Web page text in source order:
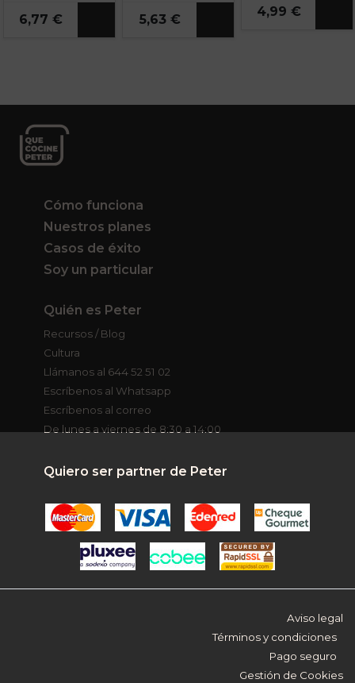
6,77 € 5,63 €
4,99 €
Cómo funciona
Nuestros planes
Casos de éxito
Soy un particular
Quién es Peter
Recursos / Blog
Cultura
Llámanos al 644 52 51 02
Escríbenos al Whatsapp
Escríbenos al correo
De lunes a viernes de 8:30 a 14:00
Quiero ser partner de Peter
Aviso legal
Términos y condiciones
Pago seguro
Gestión de Cookies